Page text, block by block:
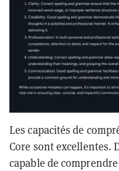
Les capacités de
Core sont excellentes.
capable de